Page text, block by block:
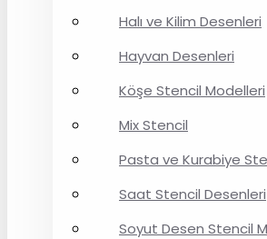
Halı ve Kilim Desenleri
Hayvan Desenleri
Köşe Stencil Modelleri
Mix Stencil
Pasta ve Kurabiye
Saat Stencil Desenleri
Soyut Desen Stencil